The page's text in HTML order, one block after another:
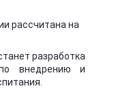
рассчитана на
разработка
внедрению и